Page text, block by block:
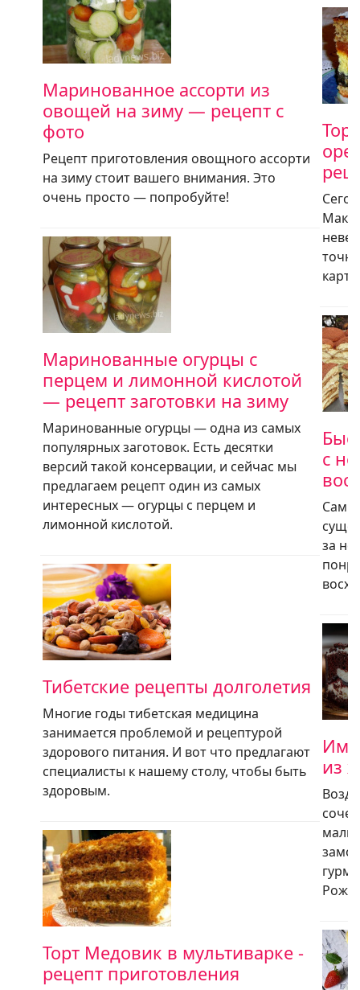
Маринованное ассорти из
овощей на зиму — рецепт с
фото
Рецепт приготовления овощного ассорти
на зиму стоит вашего внимания. Это
очень просто — попробуйте!
Маринованные огурцы с
перцем и лимонной кислотой
— рецепт заготовки на зиму
Маринованные огурцы — одна из самых
популярных заготовок. Есть десятки
версий такой консервации, и сейчас мы
предлагаем рецепт один из самых
интересных — огурцы с перцем и
лимонной кислотой.
Тибетские рецепты долголетия
Многие годы тибетская медицина
занимается проблемой и рецептурой
здорового питания. И вот что предлагают
специалисты к нашему столу, чтобы быть
здоровым.
Торт Медовик в мультиварке -
рецепт приготовления
Мак -
с
за
из